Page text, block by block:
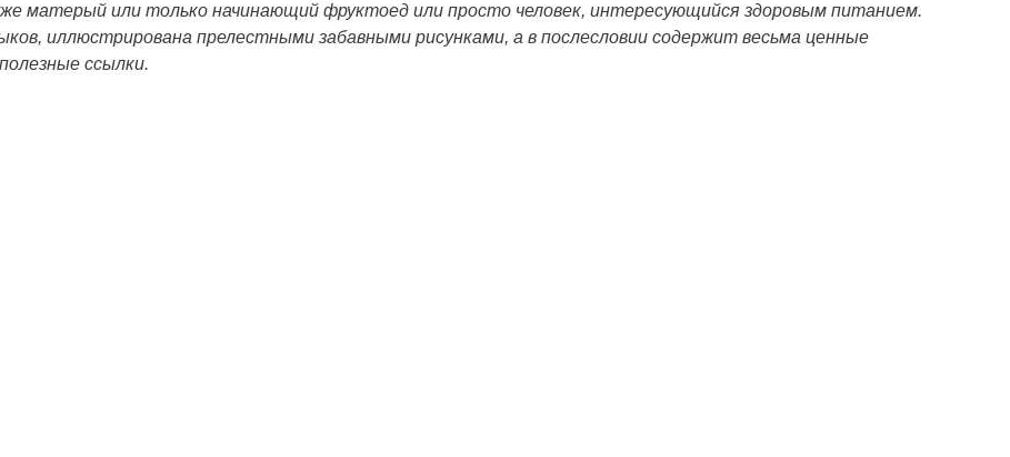
матерый или только начинающий фруктоед или просто человек, интересующийся здоровым питанием.
иллюстрирована прелестными забавными рисунками, а в послесловии содержит весьма ценные
ссылки.